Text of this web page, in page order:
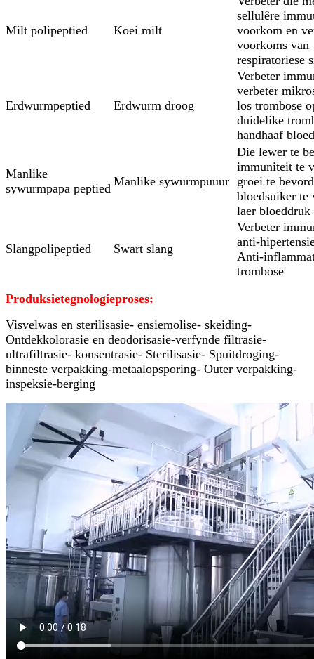
Milt polipeptied Koei milt
sellulêre
voorkom en
voorkoms van
respiratoriese
Erdwurmpeptied Erdwurm droog
Verbeter
verbeter
los trombose
duidelike
handhaaf
Manlike
sywurmpapa peptied Manlike sywurmpuuur
Die lewer te
immuniteit te
groei te
bloedsuiker te
laer bloeddruk
Slangpolipeptied Swart slang
Verbeter
anti-
Anti-
trombose
Produksietegnologieproses:
Visvelwas en sterilisasie- ensiemolise- skeiding-
Ontdekkolorasie en deodorisasie-verfynde filtrasie-
ultrafiltrasie- konsentrasie- Sterilisasie- Spuitdroging-
binneste verpakking-metaalopsporing- Outer verpakking-
inspeksie-berging